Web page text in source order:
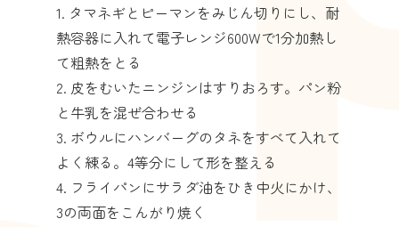
タマネギとピーマンをみじん切りにし、耐
熱容器に入れて電子レンジ600Wで1分加熱し
て粗熱をとる
皮をむいたニンジンはすりおろす。パン粉
と牛乳を混ぜ合わせる
ボウルにハンバーグのタネをすべて入れて
よく練る。4等分にして形を整える
フライパンにサラダ油をひき中火にかけ、
3の両面をこんがり焼く